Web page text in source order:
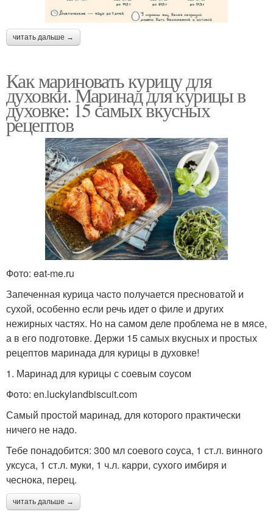
читать дальше →
Как мариновать курицу для
духовки. Маринад для курицы в
духовке: 15 самых вкусных
рецептов
Фото: eat-me.ru
Запеченная курица часто получается пресноватой и
сухой, особенно если речь идет о филе и других
нежирных частях. Но на самом деле проблема не в мясе,
а в его подготовке. Держи 15 самых вкусных и простых
рецептов маринада для курицы в духовке!
1. Маринад для курицы с соевым соусом
Фото: en.luckylandbiscuit.com
Самый простой маринад, для которого практически
ничего не надо.
Тебе понадобится: 300 мл соевого соуса, 1 ст.л. винного
уксуса, 1 ст.л. муки, 1 ч.л. карри, сухого имбиря и
чеснока, перец.
читать дальше →